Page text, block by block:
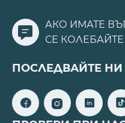
АКО ИМАТЕ
СЕ
ПОСЛЕДВАЙТЕ НИ